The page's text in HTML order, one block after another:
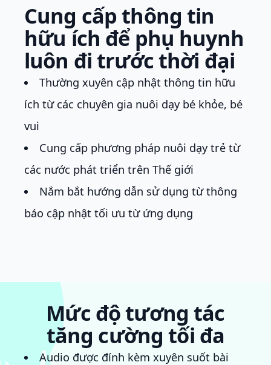
Cung cấp thông tin
hữu ích để phụ huynh
luôn đi trước thời đại
Thường xuyên cập nhật thông tin hữu
ích từ các chuyên gia nuôi dạy bé khỏe, bé
vui
Cung cấp phương pháp nuôi dạy trẻ từ
các nước phát triển trên Thế giới
Nắm bắt hướng dẫn sử dụng từ thông
báo cập nhật tối ưu từ ứng dụng
Mức độ tương tác
tăng cường tối đa
Audio được đính kèm xuyên suốt bài